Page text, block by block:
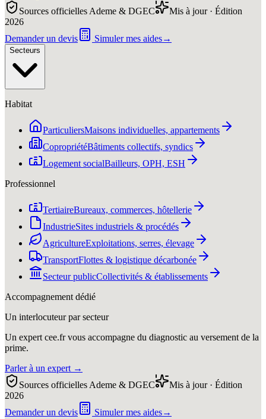
Sources officielles Ademe & DGEC
Mis à jour · Édition
2026
Demander un devis
Simuler mes aides→
Secteurs
Habitat
ParticuliersMaisons individuelles, appartements
CopropriétéBâtiments collectifs, syndics
Logement socialBailleurs, OPH, ESH
Professionnel
TertiaireBureaux, commerces, hôtellerie
IndustrieSites industriels & procédés
AgricultureExploitations, serres, élevage
TransportFlottes & logistique décarbonée
Secteur publicCollectivités & établissements
Accompagnement dédié
Un interlocuteur par secteur
Un expert cee.fr vous accompagne du diagnostic au versement de la
prime.
Parler à un expert →
Sources officielles Ademe & DGEC
Mis à jour · Édition
2026
Demander un devis
Simuler mes aides→